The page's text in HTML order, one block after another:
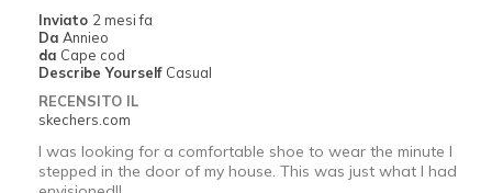
Width
Sizing
View On Shoes
I'm Into Shoes
Inviato 2 mesi fa
Da Annieo
da Cape cod
Describe Yourself Casual
RECENSITO IL
skechers.com
I was looking for a comfortable shoe to wear the minute I
stepped in the door of my house. This was just what I had